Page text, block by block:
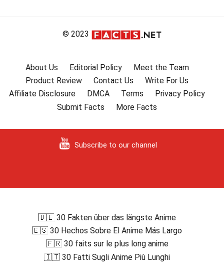
© 2023
About Us Editorial Policy
Meet the Team
Product Review
Contact Us
Write For Us
Affiliate Disclosure
DMCA Terms
Privacy Policy
Submit Facts
More Facts
Subscribe to our channel
🇩🇪 30 Fakten über das längste Anime
🇪🇸 30 Hechos Sobre El Anime Más Largo
🇫🇷 30 faits sur le plus long anime
🇮🇹 30 Fatti Sugli Anime Più Lunghi